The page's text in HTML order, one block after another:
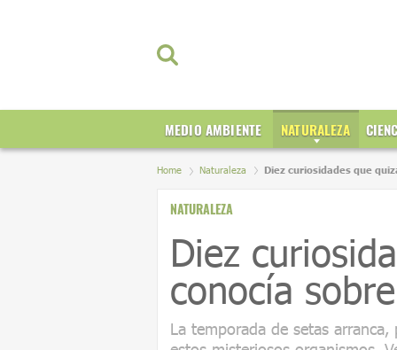
MEDIO AMBIENTE NATURALEZA
Home Naturaleza Diez curiosidades que
NATURALEZA
Diez
conocía
La temporada de setas